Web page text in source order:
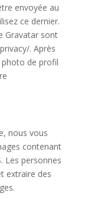
envoyée au
ce dernier.
Gravatar sont
. Après
de profil
nous vous
contenant
Les personnes
extraire des